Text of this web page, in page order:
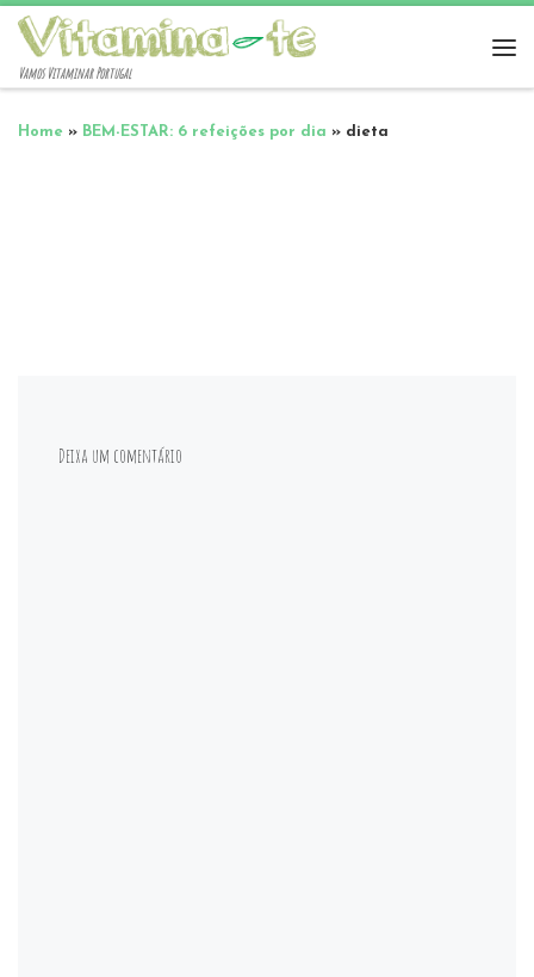
Vamos Vitaminar Portugal
Home » BEM-ESTAR: 6 refeições por dia » dieta
Deixa um comentário